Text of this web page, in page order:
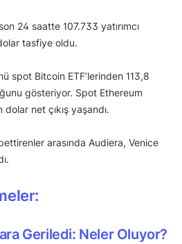
24 saatte 107.733 yatırımcı
tasfiye oldu.
spot Bitcoin ETF’lerinden 113,8
gösteriyor. Spot Ethereum
net çıkış yaşandı.
arasında Audiera, Venice
Geriledi: Neler Oluyor?